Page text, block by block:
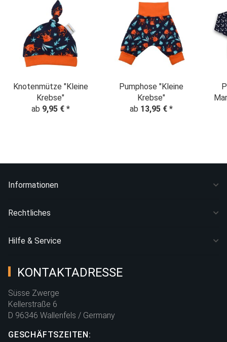
Knotenmütze "Kleine
Krebse"
ab 9,95 € *
Pumphose "Kleine
Krebse"
ab 13,95 € *
Informationen
Rechtliches
Hilfe & Service
KONTAKTADRESSE
Süsse Zwerge
Kellerstraße 6
D 96346 Wallenfels / Germany
GESCHÄFTSZEITEN: